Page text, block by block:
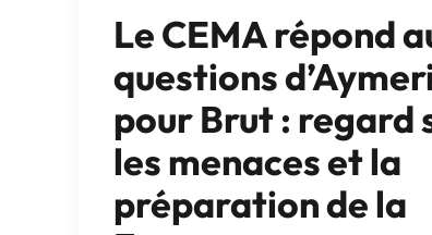
Le CEMA répond
questions
pour Brut : regard
les menaces et la
préparation de la